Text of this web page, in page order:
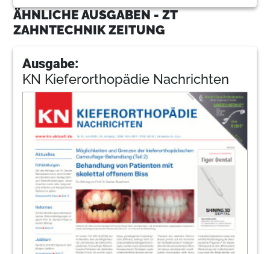
ÄHNLICHE AUSGABEN - ZT
ZAHNTECHNIK ZEITUNG
Ausgabe:
KN Kieferorthopädie Nachrichten